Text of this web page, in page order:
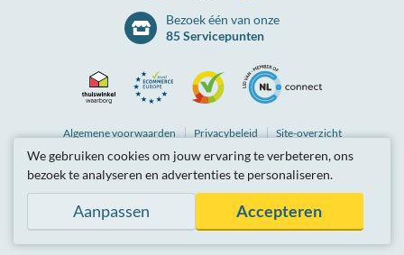
WhatsApp
Bezoek één van onze
85 Servicepunten
WaarborgEurope
Algemenevoorwaarden Privacybeleid Site-overzicht
Partnerprogramma Tarieven zijn inclusief btw.
© Breedbandwinkel BV 2003 - 2026, Berkel en Rodenrijs
We gebruiken cookies om jouw ervaring te verbeteren, ons
bezoek te analyseren en advertenties te personaliseren.
Aanpassen Accepteren